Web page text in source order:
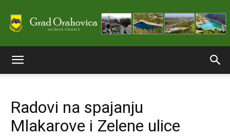
stranice
Radovi na spajanju
Mlakarove i Zelene ulice